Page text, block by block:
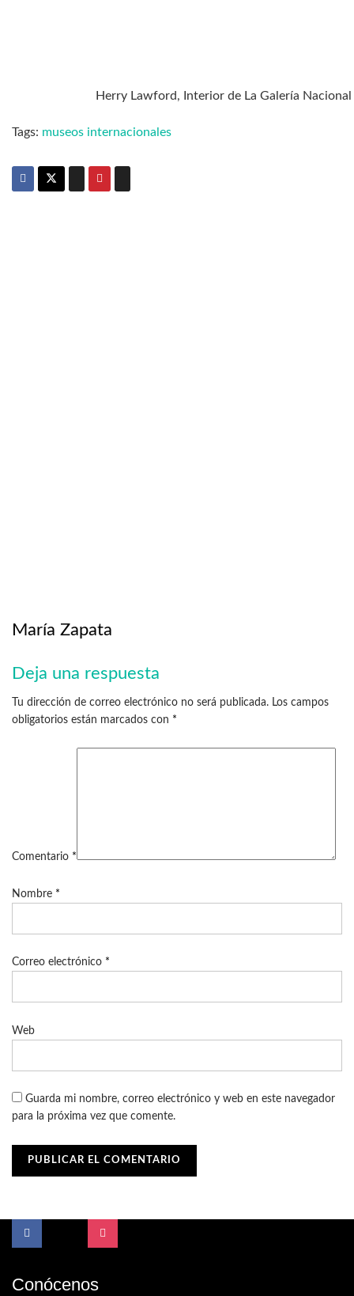
Herry Lawford, Interior de La Galería Nacional
Tags: museos internacionales
María Zapata
Deja una respuesta
Tu dirección de correo electrónico no será publicada. Los campos
obligatorios están marcados con *
Comentario *
Nombre *
Correo electrónico *
Web
Guarda mi nombre, correo electrónico y web en este navegador
para la próxima vez que comente.
Conócenos